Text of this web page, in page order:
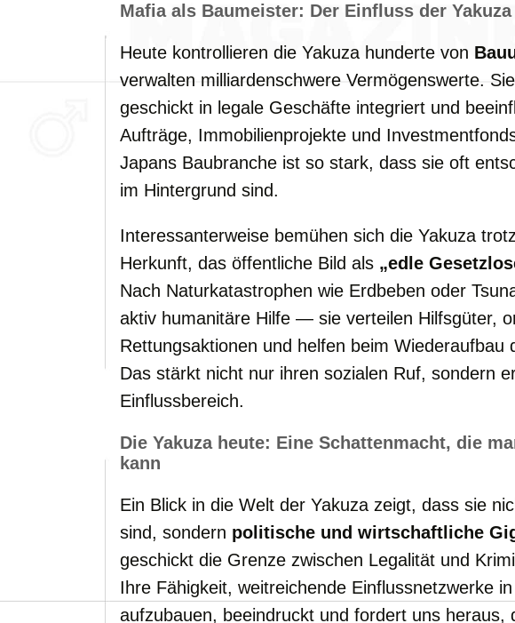
Mafia als Baumeister: Der Einfluss der Yakuza
Heute kontrollieren die Yakuza hunderte von
verwalten milliardenschwere Vermögenswerte. Sie
geschickt in legale Geschäfte integriert und
Aufträge, Immobilienprojekte und
Japans Baubranche ist so stark, dass sie oft
im Hintergrund sind.
Interessanterweise bemühen sich die Yakuza trotz
Herkunft, das öffentliche Bild als „edle
Nach Naturkatastrophen wie Erdbeben oder
aktiv humanitäre Hilfe — sie verteilen Hilfsgüter,
Rettungsaktionen und helfen beim Wiederaufbau
Das stärkt nicht nur ihren sozialen Ruf, sondern
Einflussbereich.
Die Yakuza heute: Eine Schattenmacht, die
kann
Ein Blick in die Welt der Yakuza zeigt, dass sie
sind, sondern politische und wirtschaftliche
geschickt die Grenze zwischen Legalität und
Ihre Fähigkeit, weitreichende Einflussnetzwerke in
aufzubauen, beeindruckt und fordert uns heraus,